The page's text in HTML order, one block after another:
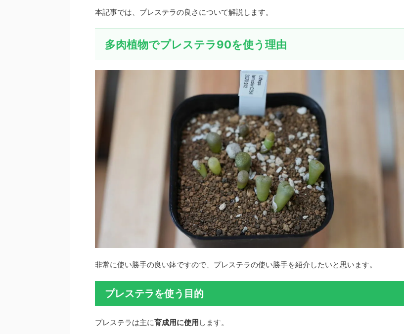
本記事では、プレステラの良さについて解説します。
多肉植物でプレステラ90を使う理由
非常に使い勝手の良い鉢ですので、プレステラの使い勝手を紹介したいと思います。
プレステラを使う目的
プレステラは主に育成用に使用 します。